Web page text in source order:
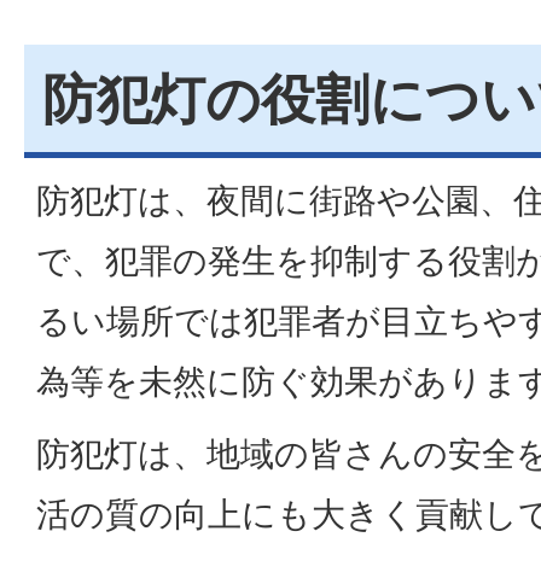
防犯灯の役割につ
防犯灯は、夜間に街路や公園、
で、犯罪の発生を抑制する役割
るい場所では犯罪者が目立ちや
為等を未然に防ぐ効果がありま
防犯灯は、地域の皆さんの安全
活の質の向上にも大きく貢献し